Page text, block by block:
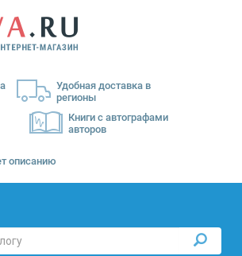
Удобная доставка в
регионы
Книги с автографами
авторов
описанию